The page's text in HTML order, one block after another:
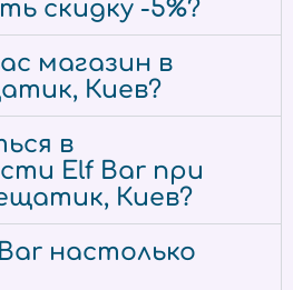
скидку -5%?
магазин в
Киев?
в
Elf Bar при
Киев?
настолько